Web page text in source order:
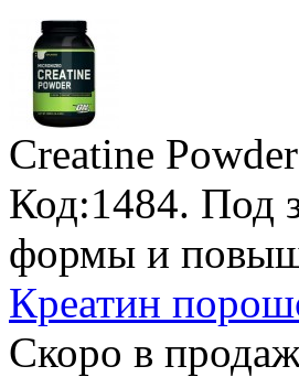
Creatine
Код:1484. Под
формы и
Креатин
Скоро в